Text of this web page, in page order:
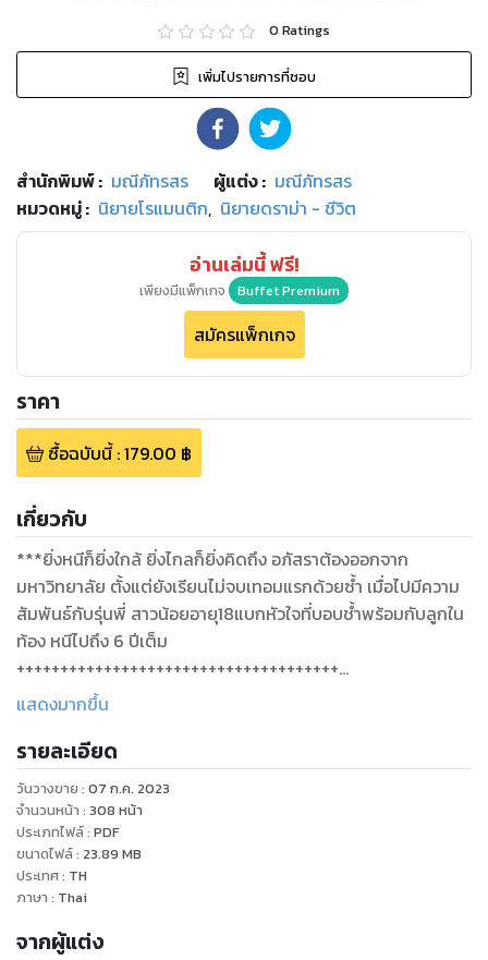
0 Ratings
เพิ่มไปรายการที่ชอบ
สำนักพิมพ์: มณีภัทรสร ผู้แต่ง : มณีภัทรสร
หมวดหมู่: นิยายโรแมนติก, นิยายดราม่า - ชีวิต
อ่านเล่มนี้ ฟรี!
เพียงมีแพ็กเกจ Buffet Premium
สมัครแพ็กเกจ
ราคา
ซื้อฉบับนี้:179.00 ฿
เกี่ยวกับ
***ยิ่งหนีก็ยิ่งใกล้ ยิ่งไกลก็ยิ่งคิดถึง อภัสราต้องออกจาก
มหาวิทยาลัย ตั้งแต่ยังเรียนไม่จบเทอมแรกด้วยซ้ำ เมื่อไปมีความ
สัมพันธ์กับรุ่นพี่ สาวน้อยอายุ18แบกหัวใจที่บอบช้ำพร้อมกับลูกใน
ท้อง หนีไปถึง 6 ปีเต็ม
+++++++++++++++++++++++++++++++++++++
ครืด~ครืด
มาเปิดอ่าน เมื่อวางลูกบนเบาะรถและคาดเข็มขัดนิรภัยให้เรียบร้อย
มือหนาสั่นขึ้นเมื่อกวาดสายตาไปตามตัวหนังสือที่ถูกส่งเข้ามาทาง
อีเมลของเขา
[ถ้าพี่ธามเปิดอ่านข้อความเนยคงไปไกลแล้ว ฝากลูกด้วยนะคะ พี่
ธามเคยเอาลูกไปเลี้ยงหลายครั้ง คงรู้ว่าลูกชอบไม่ชอบอะไร พี่ธา
มรู้หรือยังคะว่าลูกเป็นโรคG6PD ต้องระวังเรื่องอาหารและยาบาง
ฝากพี่ธามอ่านด้วยนะ เวลานอนพี่ธามกอดลูกด้วยนะ ลูกชอบให้
แสดงมากขึ้น
รายละเอียด
วันวางขาย : 07 ก.ค. 2023
จำนวนหน้า : 308 หน้า
ประเภทไฟล์: PDF
ขนาดไฟล์: 23.89 MB
ประเทศ: TH
ภาษา : Thai
จากผู้แต่ง